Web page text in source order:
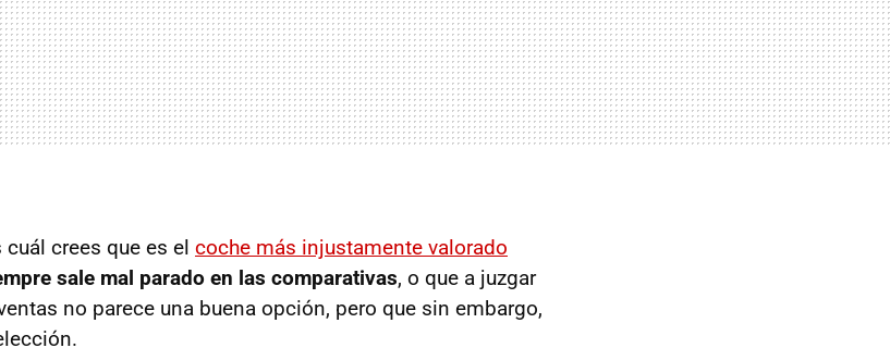
crees que es el coche más injustamente valorado
sale mal parado en las comparativas, o que a juzgar
no parece una buena opción, pero que sin embargo,